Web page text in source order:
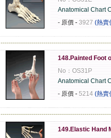
Anatomical Chart
- 原價 - 3927 (熱賣
148.Painted Foot
No：OS31P
Anatomical Chart
- 原價 - 5214 (熱賣
149.Elastic Hand